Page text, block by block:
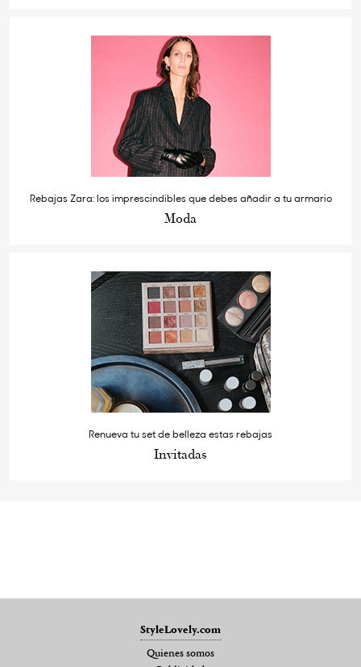
Rebajas Zara: los imprescindibles que debes añadir a tu armario
Moda
Renueva tu set de belleza estas rebajas
Invitadas
StyleLovely.com
Quienes somos